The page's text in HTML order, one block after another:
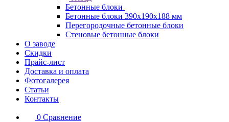
Бетонные блоки
Бетонные блоки 390х190х188 мм
Перегородочные бетонные блоки
Стеновые бетонные блоки
О заводе
Скидки
Прайс-лист
Доставка и оплата
Фотогалерея
Статьи
Контакты
0 Сравнение